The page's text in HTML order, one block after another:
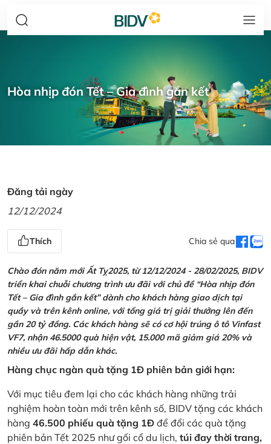
Hòa nhịp đón Tết – Gia đình gắn kết
Đăng tải ngày
12/12/2024
Thích Chia sẻ qua
Chào đón năm mới Ất Tỵ2025, từ 12/12/2024 - 28/02/2025, BIDV
triển khai chuỗi chương trình ưu đãi với chủ đề “Hòa nhịp đón
Tết – Gia đình gắn kết” dành cho khách hàng giao dịch tại
quầy và trên kênh online, với tổng giá trị giải thưởng lên đến
gần 20 tỷ đồng. Các khách hàng sẽ có cơ hội trúng ô tô Vinfast
VF7, nhận 46.5000 quà hiện vật, 15.000 mã giảm giá 20% và
nhiều ưu đãi hấp dẫn khác.
Hàng chục ngàn quà tặng 1Đ phiên bản giới hạn:
Với mục tiêu đem lại cho các khách hàng những trải
nghiệm hoàn toàn mới trên kênh số, BIDV tặng các khách
hàng 46.500 phiếu quà tặng 1Đ để đổi các quà tặng
phiên bản Tết 2025 như gối cổ du lịch, túi đay thời trang,